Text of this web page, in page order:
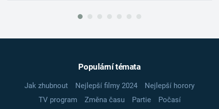
Populární témata
Jak zhubnout Nejlepší filmy 2024
Nejlepší horory
TV program
Změna času Partie
Počasí